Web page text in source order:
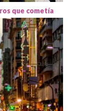
que cometía